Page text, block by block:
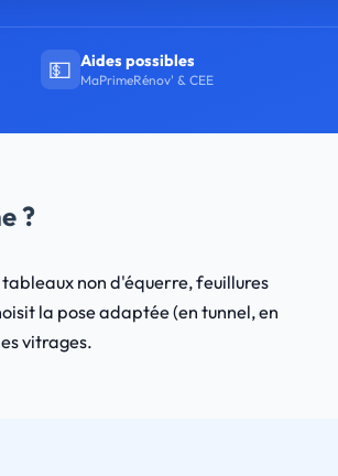
💵 Aides possibles
MaPrimeRénov' & CEE
?
non d'équerre, feuillures
la pose adaptée (en tunnel, en
vitrages.